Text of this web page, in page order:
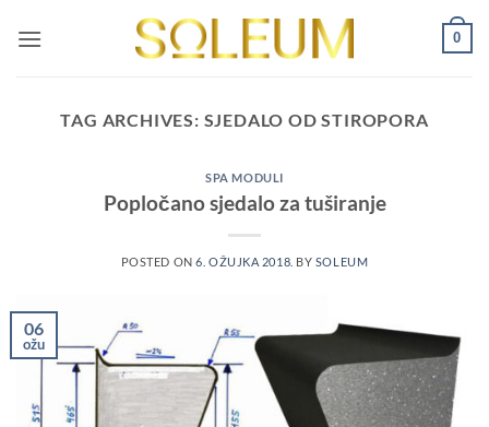
0
TAG ARCHIVES: SJEDALO OD STIROPORA
SPA MODULI
Popločano sjedalo za tuširanje
POSTED ON6. OŽUJKA 2018. BY SOLEUM
06
ožu